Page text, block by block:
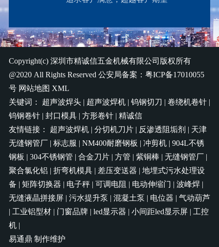
Copyright(c) 深圳市精诚信五金机械有限公司 版权所有
@2020 All Rights Reserved 公安局备案： 粤ICP备17010055
号 网站地图 XML
关键词： 超声波焊头| 超声波焊机| 钨钢切刀 | 卷绕机卷针|
钨钢卷针| 封口模具| 方形卷针| 精诚信
友情链接： 超声波焊机| 分切机刀片| 反渗透阻垢剂 | 天津
无缝钢管厂| 标志服 | NM400耐磨钢板 | 冲剪机| 904L不锈
钢板 | 304不锈钢管 | 合金刀片| 方管 | 紫铜棒 | 无缝钢管厂|
聚合氯化铝 | 折弯机模具| 差压变送器 | 地埋式污水处理设
备 | 矩阵切换器 | 电子秤| 可调电阻 | 电动伸缩门 | 波峰焊|
无缝液晶拼接屏| 污水提升泵 | 混凝土泵 | 电位器 | 气动葫芦
| 工业铝型材| 门窗品牌| led显示器 | 小间距led显示屏| 工控
机|
易通鼎 制作维护